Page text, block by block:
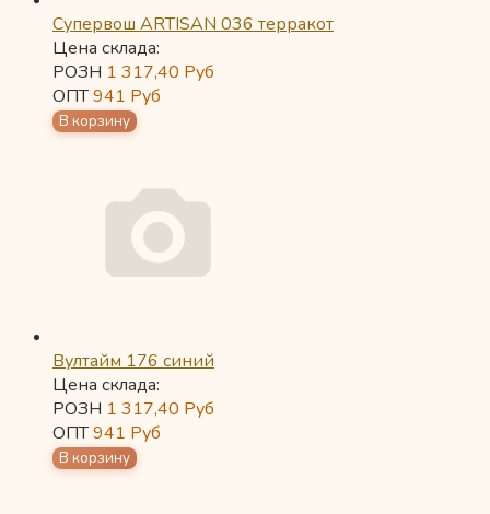
Супервош ARTISAN 036 терракот
Цена склада:
РОЗН 1 317,40 Руб
ОПТ941 Руб
Вултайм 176 синий
Цена склада:
РОЗН 1 317,40 Руб
ОПТ941 Руб